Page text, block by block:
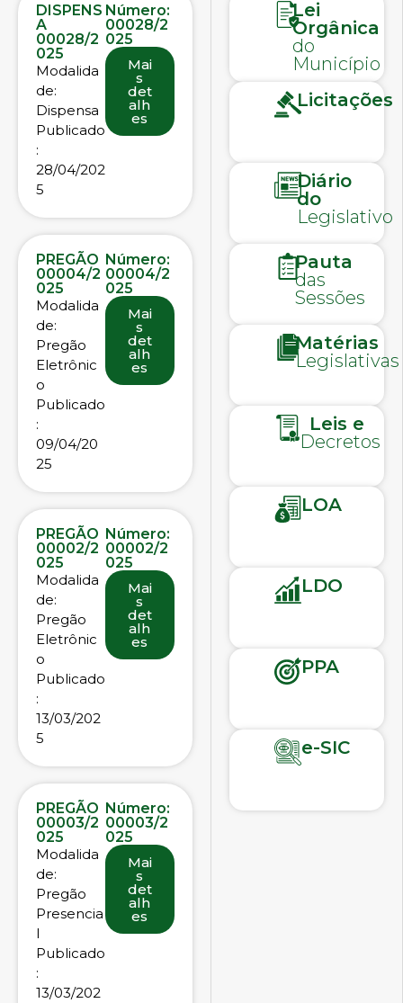
DISPENS
A
00028/2
025
Modalida
de:
Dispensa
Publicado
:
28/04/202
5
Número:
00028/2
025
Mai
s
det
alh
es
PREGÃO
00004/2
025
Modalida
de:
Pregão
Eletrônic
o
Publicado
:
09/04/20
25
Número:
00004/2
025
Mai
s
det
alh
es
PREGÃO
00002/2
025
Modalida
de:
Pregão
Eletrônic
o
Publicado
:
13/03/202
5
Número:
00002/2
025
Mai
s
det
alh
es
PREGÃO
00003/2
025
Modalida
de:
Pregão
Presencia
l
Publicado
:
13/03/202
Número:
00003/2
025
Mai
s
det
alh
es
Lei
Orgânica
do
Município
Licitações
Diário
do
Legislativo
Pauta
das
Sessões
Matérias
Legislativas
Leis e
Decretos
LOA
LDO
PPA
e-SIC